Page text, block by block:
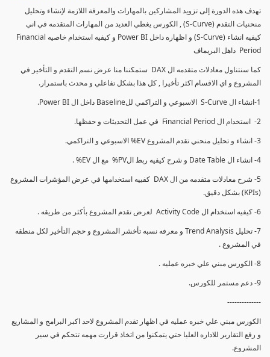
تهدف هذه الدورة إلى تزويد المشاركين بالمهارات والمعرفة اللازمة لإنشاء وتحليل
منحنيات التقدم (S-Curve) , الكورس يغطي العديد من المهارات المتقدمه في اني
كيفيه انشاء (S-Curve) و اظهاره داخل Power BI و كيفيه استخدام خاصيه Financial
Period داهل البريماف
كما سنتناول معادلات متقدمه ال DAX ستمكننا منا عرض نسم التقدم و التأخير في
المشروع و اي الاقسام اكثر تأخيرا , كل هذا بشكل تفاعلي و محدث باستمرار.
1-انشاء ال S-Curve الاسبوعي و التراكمي للBaseline داخل ال Power BI.
2- استخدام ال Financial Period في عمل التحديثات و حفظها.
3- انشاء و تحليل منحني تقدم المشروع EV% الاسبوعي و التراكمي.
4- انشاء ال Date Table و شرح كيفيه ربط الPV% مع ال EV% .
5- شرح معادلات متقدمه من ال DAX كفييه استخدامها في عرض المؤشرات المشروع
(KPIs) بشكل دقيق.
6- كيفيه استخدام ال Activity Code لعرض تقدم المشروع بأكثر من طريقه .
7- تحليل Trend Analysis و معرفه نسبه تأخشر المشروع و حجم التأخير لكل منطقه
في المشروع .
8- الكورس مبني علي خبره عمليه .
9- دعم مستمر للكورس.
--------------
الكورس مبني علي خبره عمليه في اظهار تقدم المشروع لاحد اكبر البرامج و المشاريع
و رفع التقارير للاداره العليا حتي يتمكنوا من اتخاذ قرارت مهمه تتحكم في سير
المشروع.